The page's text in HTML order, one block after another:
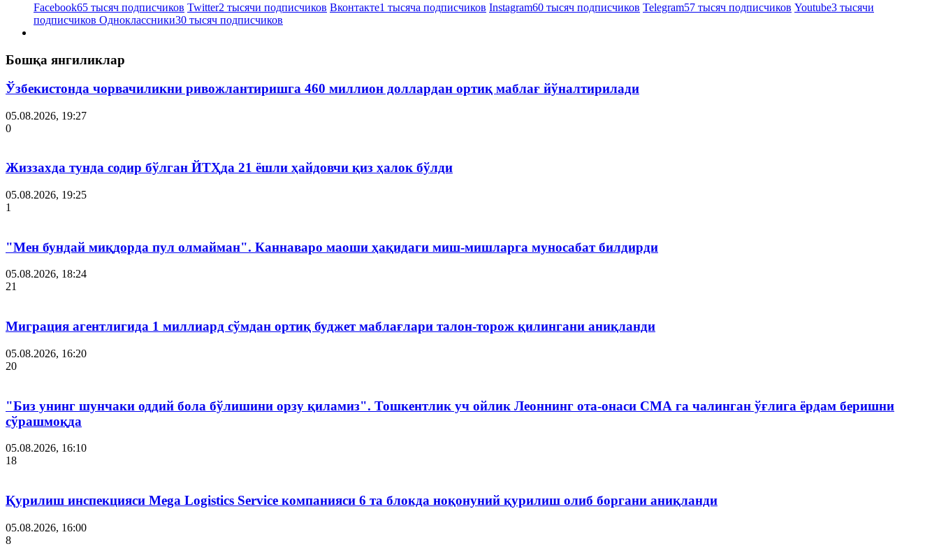
Facebook65 тысяч подписчиков Twitter2 тысячи подписчиков Вконтакте1 тысяча подписчиков Instagram60 тысяч подписчиков Telegram57 тысяч подписчиков Youtube3 тысячи
подписчиков Одноклассники30 тысяч подписчиков
Бошқа янгиликлар
Ўзбекистонда чорвачиликни ривожлантиришга 460 миллион доллардан ортиқ маблағ йўналтирилади
05.08.2026, 19:27
0
Жиззахда тунда содир бўлган ЙТҲда 21 ёшли ҳайдовчи қиз ҳалок бўлди
05.08.2026, 19:25
1
"Мен бундай миқдорда пул олмайман". Каннаваро маоши ҳақидаги миш-мишларга муносабат билдирди
05.08.2026, 18:24
21
Миграция агентлигида 1 миллиард сўмдан ортиқ буджет маблағлари талон-торож қилингани аниқланди
05.08.2026, 16:20
20
"Биз унинг шунчаки оддий бола бўлишини орзу қиламиз". Тошкентлик уч ойлик Леоннинг ота-онаси СМА га чалинган ўғлига ёрдам беришни
сўрашмоқда
05.08.2026, 16:10
18
Қурилиш инспекцияси Мega Logistics Service компанияси 6 та блокда ноқонуний қурилиш олиб боргани аниқланди
05.08.2026, 16:00
8